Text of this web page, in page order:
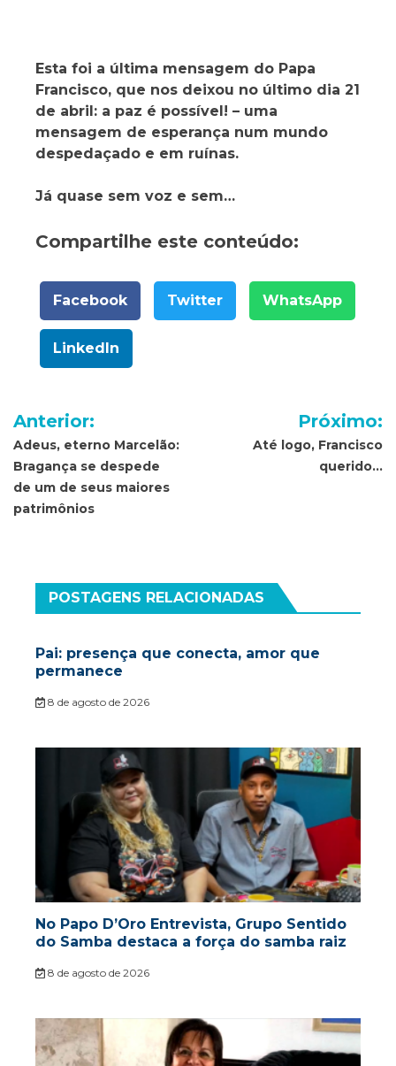
Esta foi a última mensagem do Papa
Francisco, que nos deixou no último dia 21
de abril: a paz é possível! – uma
mensagem de esperança num mundo
despedaçado e em ruínas.
Já quase sem voz e sem…
Compartilhe este conteúdo:
Facebook Twitter WhatsApp
LinkedIn
Navegação
de
Post
Anterior:
Adeus, eterno Marcelão:
Bragança se despede
de um de seus maiores
patrimônios
Próximo:
Até logo, Francisco
querido…
POSTAGENS RELACIONADAS
Pai: presença que conecta, amor que
permanece
8 de agosto de 2026
No Papo D’Oro Entrevista, Grupo Sentido
do Samba destaca a força do samba raiz
8 de agosto de 2026